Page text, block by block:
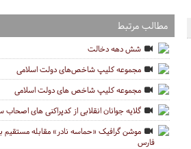
مطالب مرتبط
شش دهه دخالت
مجموعه کلیپ شاخص‌های دولت اسلامی
مجموعه کلیپ شاخص های دولت اسلامی
گلایه جوانان انقلابی از کدپراکنی های
موشن گرافیک «حماسه نادر» مقابله مستقیم
فارس